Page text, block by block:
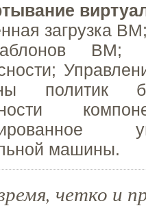
загрузка
ВМ;
политик
машины.
четко и